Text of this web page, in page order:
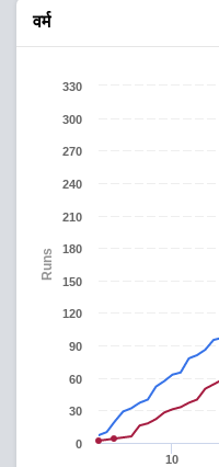
वर्म
Runs
10
0
30
60
90
120
150
180
210
240
270
300
330